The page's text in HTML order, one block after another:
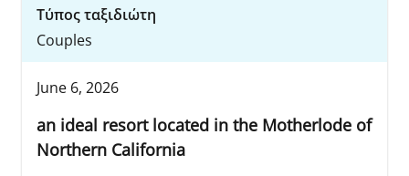
Τύπος ταξιδιώτη
Couples
June 6, 2026
an ideal resort located in the Motherlode of
Northern California